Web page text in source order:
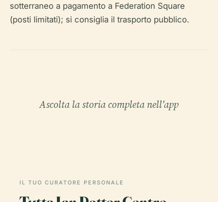
sotterraneo a pagamento a Federation Square
(posti limitati); si consiglia il trasporto pubblico.
Ascolta la storia completa nell'app
IL TUO CURATORE PERSONALE